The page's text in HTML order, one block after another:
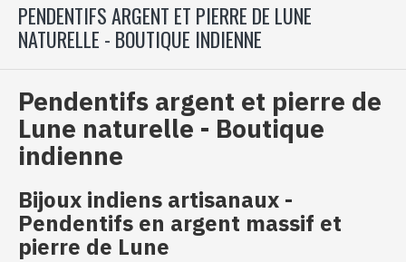
PENDENTIFS ARGENT ET PIERRE DE LUNE
NATURELLE - BOUTIQUE INDIENNE
Pendentifs argent et pierre de
Lune naturelle - Boutique
indienne
Bijoux indiens artisanaux -
Pendentifs en argent massif et
pierre de Lune